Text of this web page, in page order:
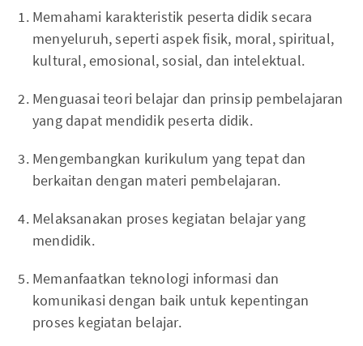
Memahami karakteristik peserta didik secara
menyeluruh, seperti aspek fisik, moral, spiritual,
kultural, emosional, sosial, dan intelektual.
Menguasai teori belajar dan prinsip pembelajaran
yang dapat mendidik peserta didik.
Mengembangkan kurikulum yang tepat dan
berkaitan dengan materi pembelajaran.
Melaksanakan proses kegiatan belajar yang
mendidik.
Memanfaatkan teknologi informasi dan
komunikasi dengan baik untuk kepentingan
proses kegiatan belajar.